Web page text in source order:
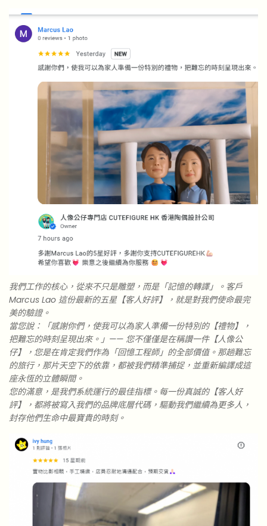
我們工作的核心，從來不只是雕塑，而是「記憶的轉譯」。客戶
Marcus Lao 這份最新的五星【客人好評】，就是對我們使命最完
美的驗證。
當您說：「感謝你們，使我可以為家人準備一份特別的【禮物】，
把難忘的時刻呈現出來。」—— 您不僅僅是在稱讚一件【人像公
仔】，您是在肯定我們作為「回憶工程師」的全部價值。那趟難忘
的旅行，那片天空下的依靠，都被我們精準捕捉，並重新編譯成這
座永恆的立體瞬間。
您的滿意，是我們系統運行的最佳指標。每一份真誠的【客人好
評】，都將被寫入我們的品牌底層代碼，驅動我們繼續為更多人，
封存他們生命中最寶貴的時刻。